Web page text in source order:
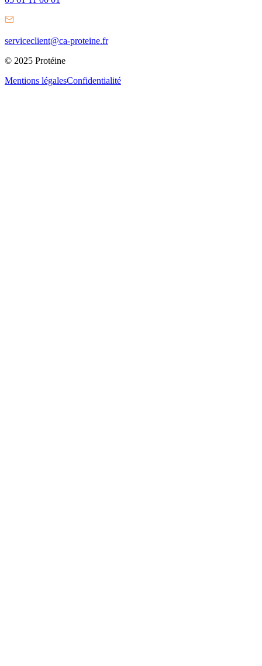
serviceclient@ca-proteine.fr
© 2025 Protéine
Mentions légalesConfidentialité